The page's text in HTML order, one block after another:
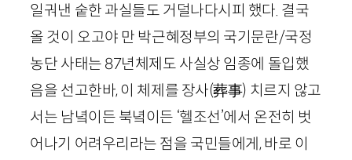
일궈낸 숱한 과실들도 거덜나다시피 했다. 결국
올 것이 오고야 만 박근혜정부의 국기문란/국정
농단 사태는 87년체제도 사실상 임종에 돌입했
음을 선고한바, 이 체제를 장사(葬事) 치르지 않고
서는 남녘이든 북녘이든 ‘헬조선’에서 온전히 벗
어나기 어려우리라는 점을 국민들에게, 바로 이